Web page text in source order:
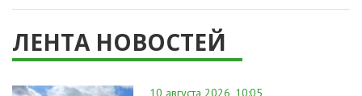
ЛЕНТА НОВОСТЕЙ
10 августа 2026, 10:05